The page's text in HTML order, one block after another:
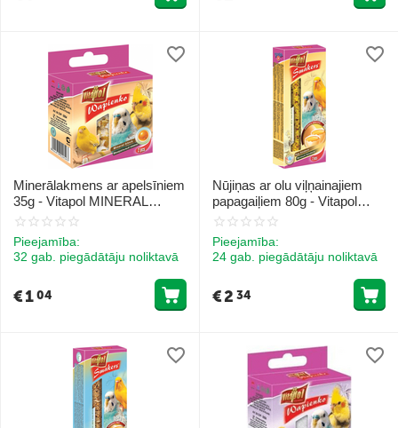
Minerālakmens ar apelsīniem
35g - Vitapol MINERAL
BLOCK orange for birds
Pieejamība:
32 gab. piegādātāju noliktavā
€104
Nūjiņas ar olu viļņainajiem
papagaiļiem 80g - Vitapol
STANDARD Smakers egg for
Pieejamība:
24 gab. piegādātāju noliktavā
€2 34